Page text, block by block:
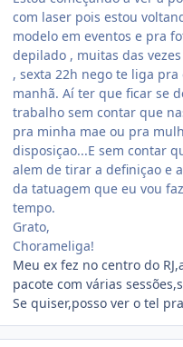
com laser pois estou
modelo em eventos e pra
depilado , muitas das
, sexta 22h nego te liga
manhã. Aí ter que ficar se
trabalho sem contar que
pra minha mae ou pra
disposiçao...E sem contar
alem de tirar a definiçao e
da tatuagem que eu vou
tempo.
Grato,
Chorameliga!
Meu ex fez no centro do
pacote com várias
Se quiser,posso ver o tel